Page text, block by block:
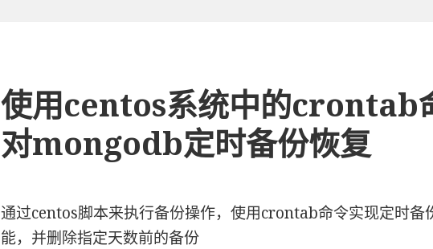
使用centos系统中的crontab
对mongodb定时备份恢复
通过centos脚本来执行备份操作，使用crontab命令实现定时备
能，并删除指定天数前的备份